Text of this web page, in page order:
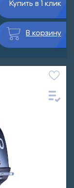
Купить в 1 клик
В корзину